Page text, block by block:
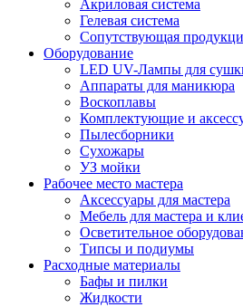
Акриловая система
Гелевая система
Сопутствующая
Оборудование
LED UV-Лампы для
Аппараты для маникюра
Воскоплавы
Комплектующие и
Пылесборники
Сухожары
УЗ мойки
Рабочее место мастера
Аксессуары для мастера
Мебель для мастера и
Осветительное
Типсы и подиумы
Расходные материалы
Бафы и пилки
Жидкости